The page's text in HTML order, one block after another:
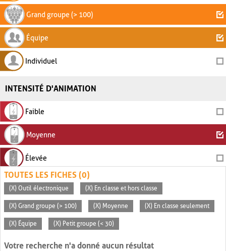
Grand groupe (> 100)
Équipe
Individuel
INTENSITÉ D'ANIMATION
Faible
Moyenne
Élevée
TOUTES LES FICHES (0)
(X) Outil électronique (X) En classe et hors classe
(X) Grand groupe (> 100) (X) Moyenne (X) En classe seulement
(X) Équipe (X) Petit groupe (< 30)
Votre recherche n'a donné aucun résultat